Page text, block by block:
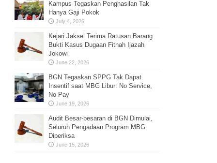
Kampus Tegaskan Penghasilan Tak
Hanya Gaji Pokok
July 4, 2026
Kejari Jaksel Terima Ratusan Barang
Bukti Kasus Dugaan Fitnah Ijazah
Jokowi
June 22, 2026
BGN Tegaskan SPPG Tak Dapat
Insentif saat MBG Libur: No Service,
No Pay
June 19, 2026
Audit Besar-besaran di BGN Dimulai,
Seluruh Pengadaan Program MBG
Diperiksa
June 15, 2026